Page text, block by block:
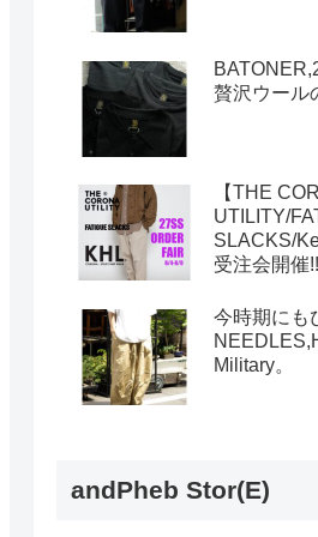
贅沢ウール
【THE
UTILITY/
SLACKS/
受注会開催
今時期にも
Military。
andPheb Stor(E)